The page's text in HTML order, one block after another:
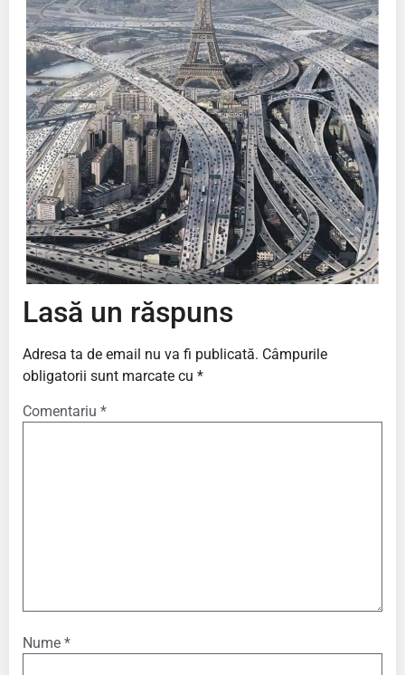
Lasă un răspuns
Adresa ta de email nu va fi publicată. Câmpurile
obligatorii sunt marcate cu *
Comentariu *
Nume *